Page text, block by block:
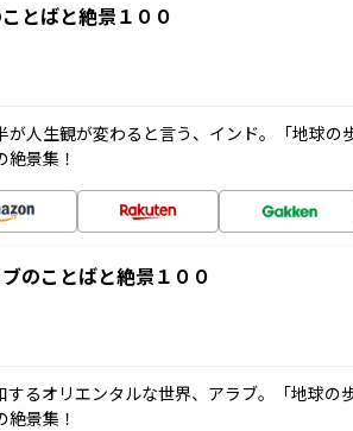
とばと絶景１００
が人生観が変わると言う、インド。「地球の
景集！
のことばと絶景１００
するオリエンタルな世界、アラブ。「地球の
景集！